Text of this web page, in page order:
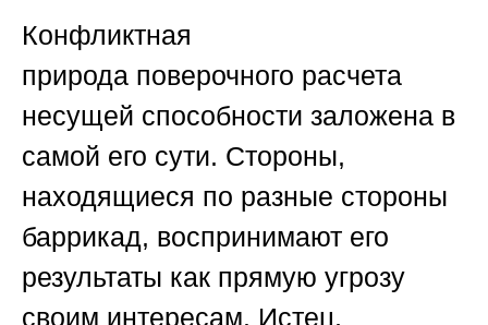
Конфликтная
природа поверочного расчета
несущей способности заложена в
самой его сути. Стороны,
находящиеся по разные стороны
баррикад, воспринимают его
результаты как прямую угрозу
своим интересам. Истец,